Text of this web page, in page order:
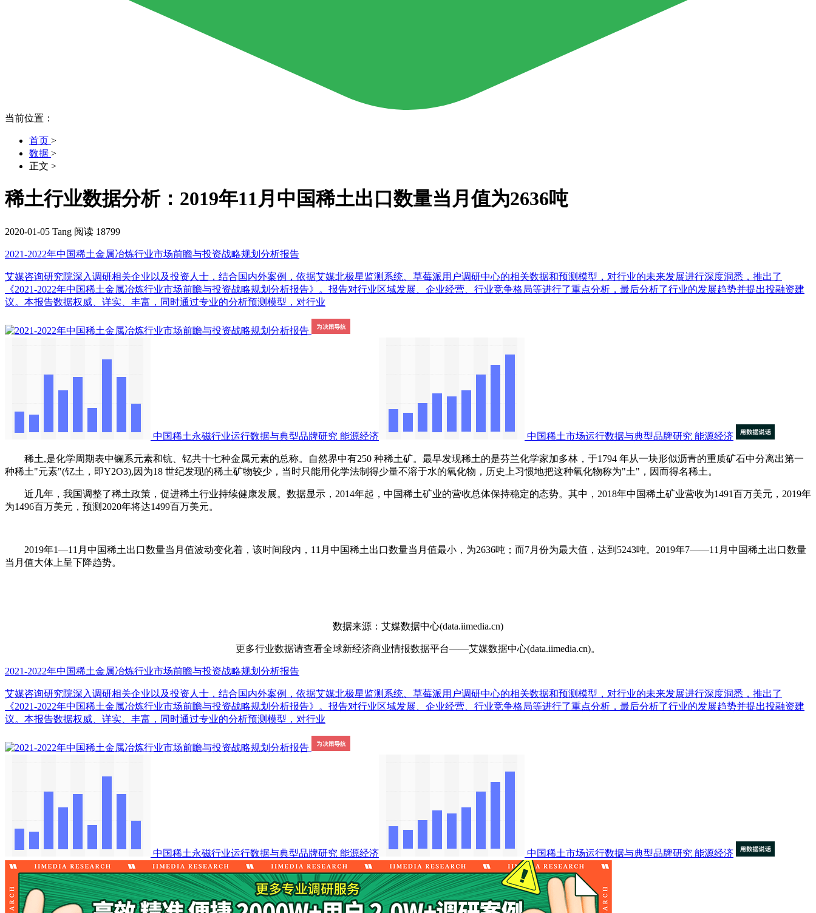
当前位置：
首页 >
数据 >
正文 >
稀土行业数据分析：2019年11月中国稀土出口数量当月值为2636吨
2020-01-05 Tang 阅读 18799
2021-2022年中国稀土金属冶炼行业市场前瞻与投资战略规划分析报告
艾媒咨询研究院深入调研相关企业以及投资人士，结合国内外案例，依据艾媒北极星监测系统、草莓派用户调研中心的相关数据和预测模型，对行业的未来发展进行深度洞悉，推出了
《2021-2022年中国稀土金属冶炼行业市场前瞻与投资战略规划分析报告》。报告对行业区域发展、企业经营、行业竞争格局等进行了重点分析，最后分析了行业的发展趋势并提出投融资建
议。本报告数据权威、详实、丰富，同时通过专业的分析预测模型，对行业
中国稀土永磁行业运行数据与典型品牌研究 能源经济 中国稀土市场运行数据与典型品牌研究 能源经济
稀土,是化学周期表中镧系元素和钪、钇共十七种金属元素的总称。自然界中有250 种稀土矿。最早发现稀土的是芬兰化学家加多林，于1794 年从一块形似沥青的重质矿石中分离出第一
种稀土"元素"(钇土，即Y2O3),因为18 世纪发现的稀土矿物较少，当时只能用化学法制得少量不溶于水的氧化物，历史上习惯地把这种氧化物称为"土"，因而得名稀土。
近几年，我国调整了稀土政策，促进稀土行业持续健康发展。数据显示，2014年起，中国稀土矿业的营收总体保持稳定的态势。其中，2018年中国稀土矿业营收为1491百万美元，2019年
为1496百万美元，预测2020年将达1499百万美元。
2019年1—11月中国稀土出口数量当月值波动变化着，该时间段内，11月中国稀土出口数量当月值最小，为2636吨；而7月份为最大值，达到5243吨。2019年7——11月中国稀土出口数量
当月值大体上呈下降趋势。
数据来源：艾媒数据中心(data.iimedia.cn)
更多行业数据请查看全球新经济商业情报数据平台——艾媒数据中心(data.iimedia.cn)。
2021-2022年中国稀土金属冶炼行业市场前瞻与投资战略规划分析报告
艾媒咨询研究院深入调研相关企业以及投资人士，结合国内外案例，依据艾媒北极星监测系统、草莓派用户调研中心的相关数据和预测模型，对行业的未来发展进行深度洞悉，推出了
《2021-2022年中国稀土金属冶炼行业市场前瞻与投资战略规划分析报告》。报告对行业区域发展、企业经营、行业竞争格局等进行了重点分析，最后分析了行业的发展趋势并提出投融资建
议。本报告数据权威、详实、丰富，同时通过专业的分析预测模型，对行业
中国稀土永磁行业运行数据与典型品牌研究 能源经济 中国稀土市场运行数据与典型品牌研究 能源经济